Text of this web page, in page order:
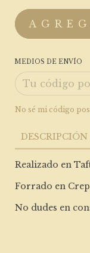
MEDIOS DE ENVÍO
No sé mi código
DESCRIPCIÓN
Realizado en
Forrado en
No dudes en